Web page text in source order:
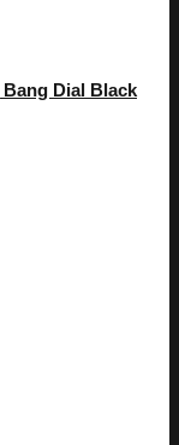
Bang Dial Black